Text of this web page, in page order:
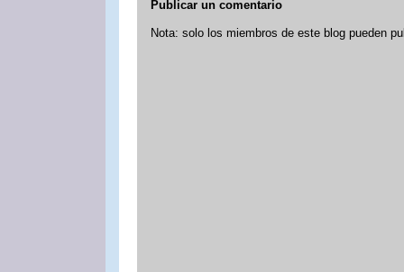
Publicar un comentario
Nota: solo los miembros de este blog pueden